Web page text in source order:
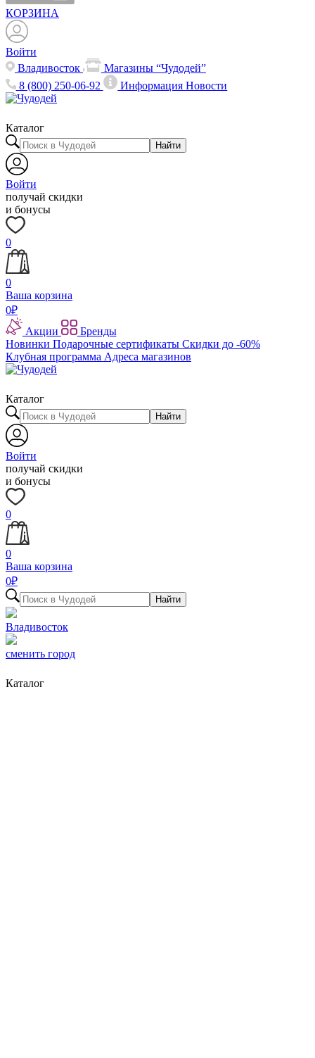
КОРЗИНА
Войти
Владивосток
Магазины “Чудодей”
8 (800) 250-06-92
ИнформацияНовости
Каталог
Найти
Войти
получай скидки
и бонусы
0
0
Ваша корзина
0₽
Акции
Бренды
Новинки Подарочные сертификаты Скидки до -60%
Клубная программа Адреса магазинов
Каталог
Найти
Войти
получай скидки
и бонусы
0
0
Ваша корзина
0₽
Найти
Владивосток
сменить город
Каталог